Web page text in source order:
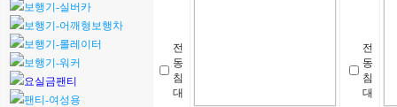
보행기-실버카
보행기-어깨형보행차
보행기-롤레이터
보행기-워커
요실금팬티
팬티-여성용
전
동
침
대
전
동
침
대